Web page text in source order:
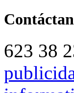
623 38